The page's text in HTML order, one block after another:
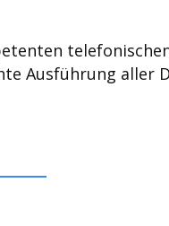
Ausführung aller